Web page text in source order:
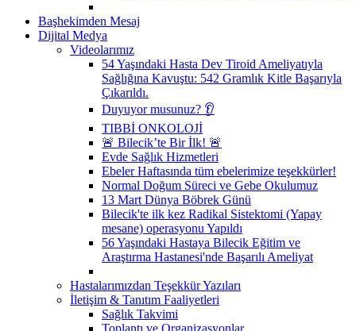
Başhekimden Mesaj
Dijital Medya
Videolarımız
54 Yaşındaki Hasta Dev Tiroid Ameliyatıyla
Sağlığına Kavuştu: 542 Gramlık Kitle Başarıyla
Çıkarıldı.
Duyuyor musunuz? 👂
TIBBİ ONKOLOJİ
🚨 Bilecik’te Bir İlk! 🚨
Evde Sağlık Hizmetleri
Ebeler Haftasında tüm ebelerimize teşekkürler!
Normal Doğum Süreci ve Gebe Okulumuz
13 Mart Dünya Böbrek Günü
Bilecik'te ilk kez Radikal Sistektomi (Yapay
mesane) operasyonu Yapıldı
56 Yaşındaki Hastaya Bilecik Eğitim ve
Araştırma Hastanesi'nde Başarılı Ameliyat
Hastalarımızdan Teşekkür Yazıları
İletişim & Tanıtım Faaliyetleri
Sağlık Takvimi
Toplantı ve Organizasyonlar